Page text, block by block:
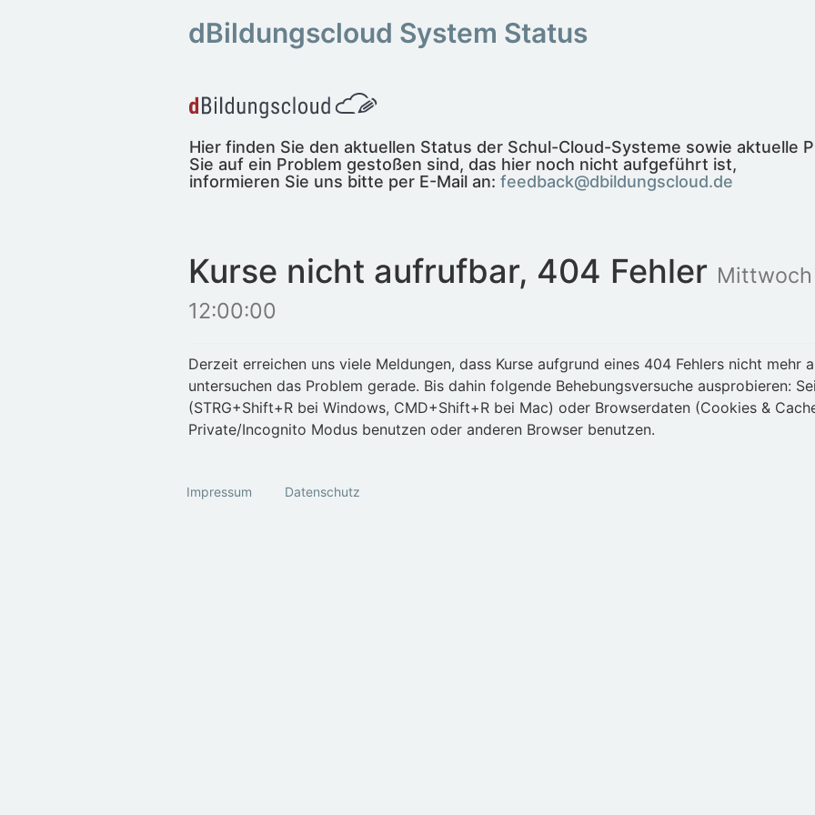
dBildungscloud System Status
Hier finden Sie den aktuellen Status der Schul-Cloud-Systeme sowie aktuelle
Sie auf ein Problem gestoßen sind, das hier noch nicht aufgeführt ist,
informieren Sie uns bitte per E-Mail an: feedback@dbildungscloud.de
Kurse nicht aufrufbar, 404 Fehler
12:00:00
Derzeit erreichen uns viele Meldungen, dass Kurse aufgrund eines 404 Fehlers nicht mehr
untersuchen das Problem gerade. Bis dahin folgende Behebungsversuche ausprobieren:
(STRG+Shift+R bei Windows, CMD+Shift+R bei Mac) oder Browserdaten (Cookies &
Private/Incognito Modus benutzen oder anderen Browser benutzen.
Impressum Datenschutz